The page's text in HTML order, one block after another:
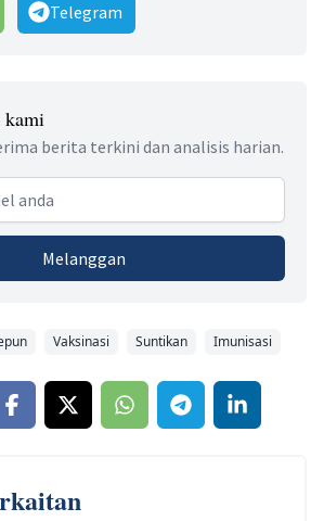
Telegram
kami
berita terkini dan analisis harian.
Melanggan
Vaksinasi Suntikan Imunisasi